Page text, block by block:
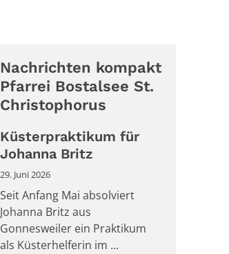
Nachrichten kompakt
Pfarrei Bostalsee St.
Christophorus
Küsterpraktikum für
Johanna Britz
29. Juni 2026
Seit Anfang Mai absolviert
Johanna Britz aus
Gonnesweiler ein Praktikum
als Küsterhelferin im ...